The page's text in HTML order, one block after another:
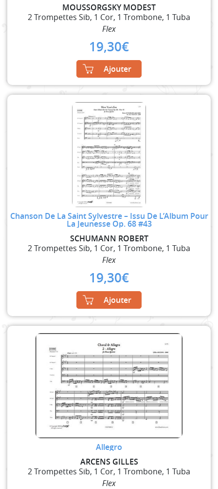
MOUSSORGSKY MODEST
2 Trompettes Sib, 1 Cor, 1 Trombone, 1 Tuba
Flex
19,30€
Ajouter
Chanson De La Saint Sylvestre – Issu De L’Album Pour
La Jeunesse Op. 68 #43
SCHUMANN ROBERT
2 Trompettes Sib, 1 Cor, 1 Trombone, 1 Tuba
Flex
19,30€
Ajouter
Allegro
ARCENS GILLES
2 Trompettes Sib, 1 Cor, 1 Trombone, 1 Tuba
Flex